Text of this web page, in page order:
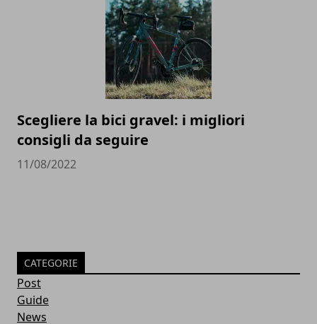
Scegliere la bici gravel: i migliori
consigli da seguire
11/08/2022
CATEGORIE
Post
Guide
News